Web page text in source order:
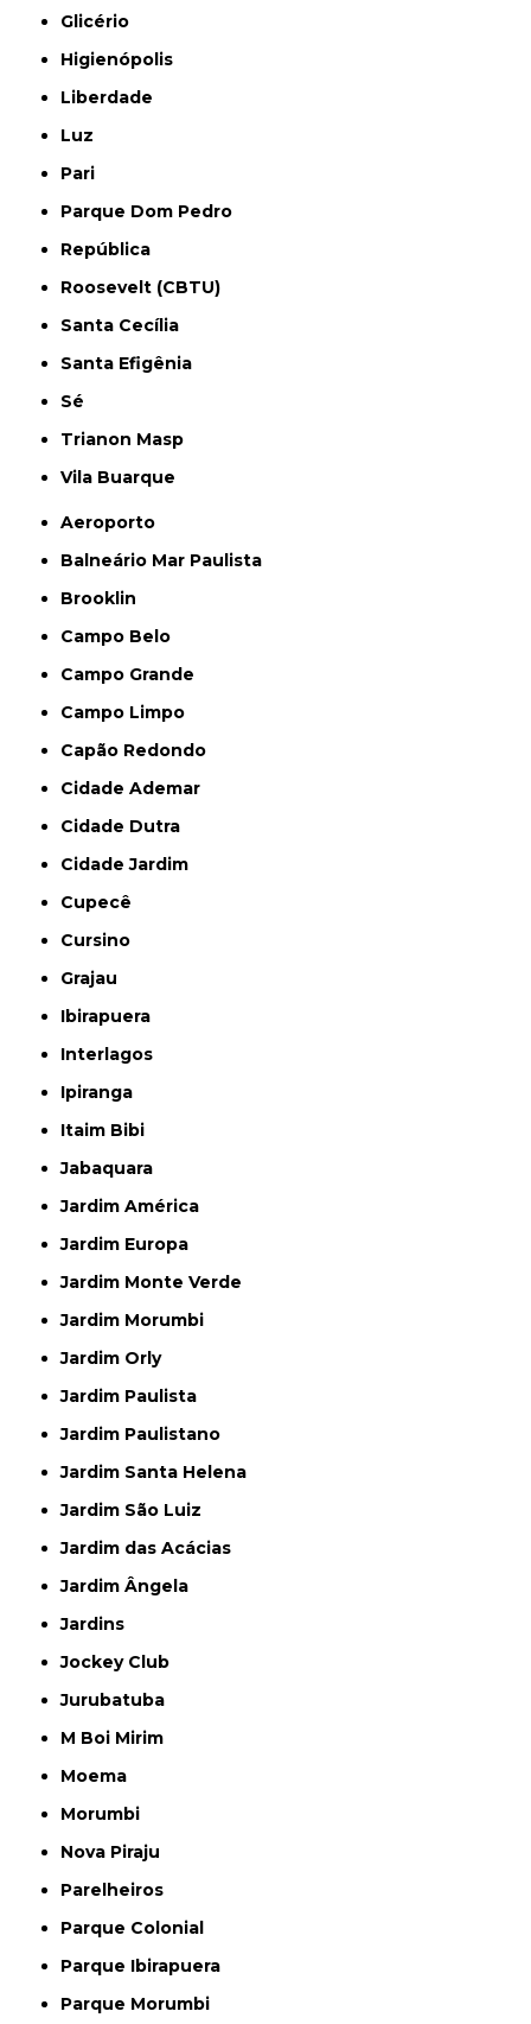
Glicério
Higienópolis
Liberdade
Luz
Pari
Parque Dom Pedro
República
Roosevelt (CBTU)
Santa Cecília
Santa Efigênia
Sé
Trianon Masp
Vila Buarque
Aeroporto
Balneário Mar Paulista
Brooklin
Campo Belo
Campo Grande
Campo Limpo
Capão Redondo
Cidade Ademar
Cidade Dutra
Cidade Jardim
Cupecê
Cursino
Grajau
Ibirapuera
Interlagos
Ipiranga
Itaim Bibi
Jabaquara
Jardim América
Jardim Europa
Jardim Monte Verde
Jardim Morumbi
Jardim Orly
Jardim Paulista
Jardim Paulistano
Jardim Santa Helena
Jardim São Luiz
Jardim das Acácias
Jardim Ângela
Jardins
Jockey Club
Jurubatuba
M Boi Mirim
Moema
Morumbi
Nova Piraju
Parelheiros
Parque Colonial
Parque Ibirapuera
Parque Morumbi